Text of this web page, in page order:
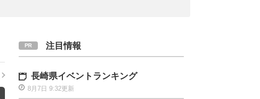
注目情報
長崎県イベントランキング
8月7日 9:32更新